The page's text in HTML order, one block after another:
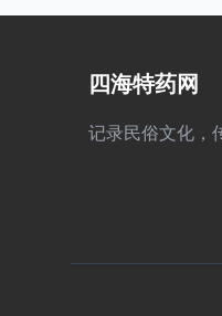
四海特药网
记录民俗文化，